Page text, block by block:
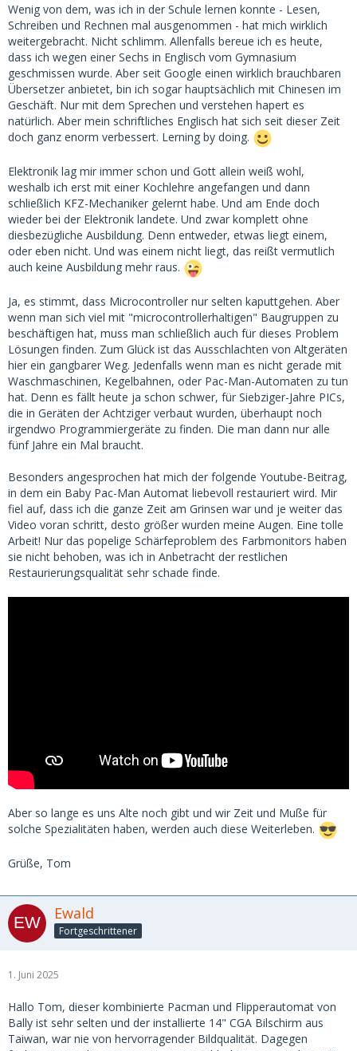
Wenig von dem, was ich in der Schule lernen konnte - Lesen,
Schreiben und Rechnen mal ausgenommen - hat mich wirklich
weitergebracht. Nicht schlimm. Allenfalls bereue ich es heute,
dass ich wegen einer Sechs in Englisch vom Gymnasium
geschmissen wurde. Aber seit Google einen wirklich brauchbaren
Übersetzer anbietet, bin ich sogar hauptsächlich mit Chinesen im
Geschäft. Nur mit dem Sprechen und verstehen hapert es
natürlich. Aber mein schriftliches Englisch hat sich seit dieser Zeit
doch ganz enorm verbessert. Lerning by doing.
Elektronik lag mir immer schon und Gott allein weiß wohl,
weshalb ich erst mit einer Kochlehre angefangen und dann
schließlich KFZ-Mechaniker gelernt habe. Und am Ende doch
wieder bei der Elektronik landete. Und zwar komplett ohne
diesbezügliche Ausbildung. Denn entweder, etwas liegt einem,
oder eben nicht. Und was einem nicht liegt, das reißt vermutlich
auch keine Ausbildung mehr raus.
Ja, es stimmt, dass Microcontroller nur selten kaputtgehen. Aber
wenn man sich viel mit "microcontrollerhaltigen" Baugruppen zu
beschäftigen hat, muss man schließlich auch für dieses Problem
Lösungen finden. Zum Glück ist das Ausschlachten von Altgeräten
hier ein gangbarer Weg. Jedenfalls wenn man es nicht gerade mit
Waschmaschinen, Kegelbahnen, oder Pac-Man-Automaten zu tun
hat. Denn es fällt heute ja schon schwer, für Siebziger-Jahre PICs,
die in Geräten der Achtziger verbaut wurden, überhaupt noch
irgendwo Programmiergeräte zu finden. Die man dann nur alle
fünf Jahre ein Mal braucht.
Besonders angesprochen hat mich der folgende Youtube-Beitrag,
in dem ein Baby Pac-Man Automat liebevoll restauriert wird. Mir
fiel auf, dass ich die ganze Zeit am Grinsen war und je weiter das
Video voran schritt, desto größer wurden meine Augen. Eine tolle
Arbeit! Nur das popelige Schärfeproblem des Farbmonitors haben
sie nicht behoben, was ich in Anbetracht der restlichen
Restaurierungsqualität sehr schade finde.
Aber so lange es uns Alte noch gibt und wir Zeit und Muße für
solche Spezialitäten haben, werden auch diese Weiterleben.
Grüße, Tom
Ewald
Fortgeschrittener
1. Juni 2025
Hallo Tom, dieser kombinierte Pacman und Flipperautomat von
Bally ist sehr selten und der installierte 14" CGA Bilschirm aus
Taiwan, war nie von hervorragender Bildqualität. Dagegen